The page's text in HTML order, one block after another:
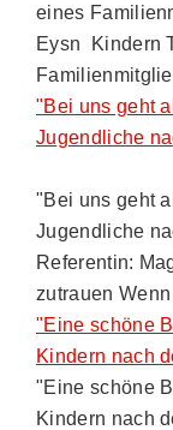
eines
Eysn Kindern
"Bei uns geht
Jugendliche
"Bei uns geht
Jugendliche
Referentin:
zutrauen
"Eine schöne
Kindern nach
"Eine schöne
Kindern nach